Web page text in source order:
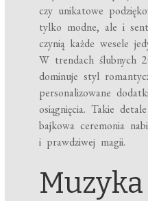
czy unikatowe
tylko modne, ale i
czynią każde wesele
W trendach ślubnych
dominuje styl
personalizowane
osiągnięcia. Takie
bajkowa ceremonia
i prawdziwej magii.
Muzyka